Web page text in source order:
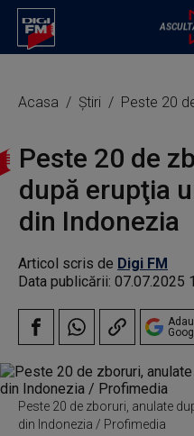
Acasa Știri Peste 20 de
Peste 20 de
după erupţia
din Indonezia
Articol scris de Digi FM
Data publicării: 07.07.2025
Peste 20 de zboruri, anulate
din Indonezia / Profimedia